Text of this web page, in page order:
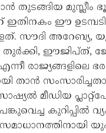
തുടങ്ങിയ മുസ്ലീം
ഇതിനകം ഈ
സൗദി
തുര്‍ക്കി, ഈജിപ്ത്,
രാജ്യങ്ങളിലെ
താന്‍
മീഡിയ
കുറിപ്പില്‍
സമാധാനത്തിനായി